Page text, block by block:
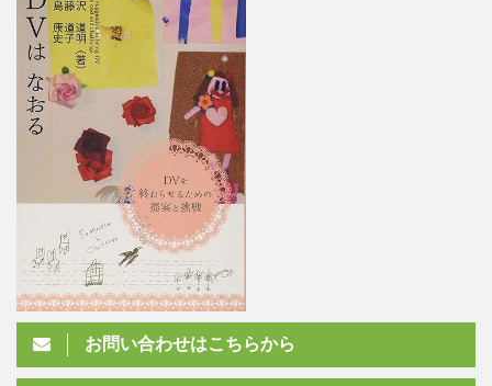
お問い合わせはこちらから